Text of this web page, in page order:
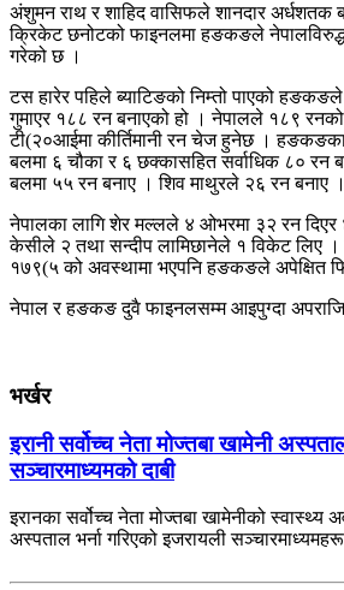
अंशुमन राथ र शाहिद वासिफले शानदार अर्धशतक
क्रिकेट छनोटको फाइनलमा हङकङले
गरेको छ ।
टस हारेर पहिले ब्याटिङको निम्तो पाएको
गुमाएर १८८ रन बनाएको हो । नेपालले १८९ रनको
टी(२०आईमा कीर्तिमानी रन चेज हुनेछ ।
बलमा ६ चौका र ६ छक्कासहित सर्वाधिक ८० रन
बलमा ५५ रन बनाए । शिव माथुरले २६ रन बनाए ।
नेपालका लागि शेर मल्लले ४ ओभरमा ३२ रन
केसीले २ तथा सन्दीप लामिछानेले १ विकेट लिए
१७९(५ को अवस्थामा भएपनि हङकङले अपेक्षित
नेपाल र हङकङ दुवै फाइनलसम्म आइपुग्दा
भर्खर
इरानी सर्वोच्च नेता मोज्तबा खामेनी
सञ्चारमाध्यमको दाबी
इरानका सर्वोच्च नेता मोज्तबा खामेनीको स्वास्थ्य
अस्पताल भर्ना गरिएको इजरायली